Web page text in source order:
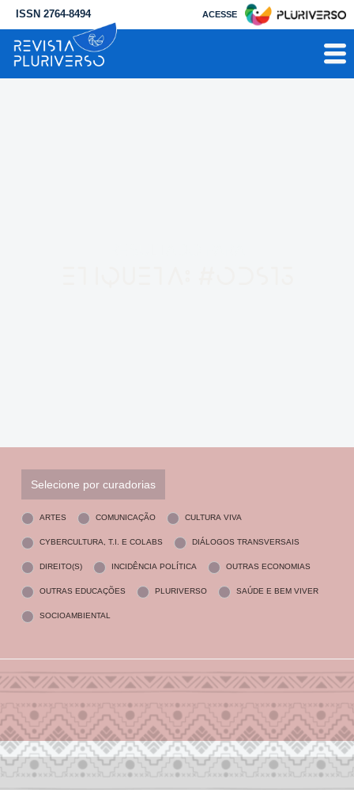
ISSN 2764-8494 ACESSE
Selecione por curadorias
ARTES COMUNICAÇÃO CULTURA VIVA
CYBERCULTURA, T.I. E COLABS DIÁLOGOS TRANSVERSAIS
DIREITO(S) INCIDÊNCIA POLÍTICA OUTRAS ECONOMIAS
OUTRAS EDUCAÇÕES PLURIVERSO SAÚDE E BEM VIVER
SOCIOAMBIENTAL